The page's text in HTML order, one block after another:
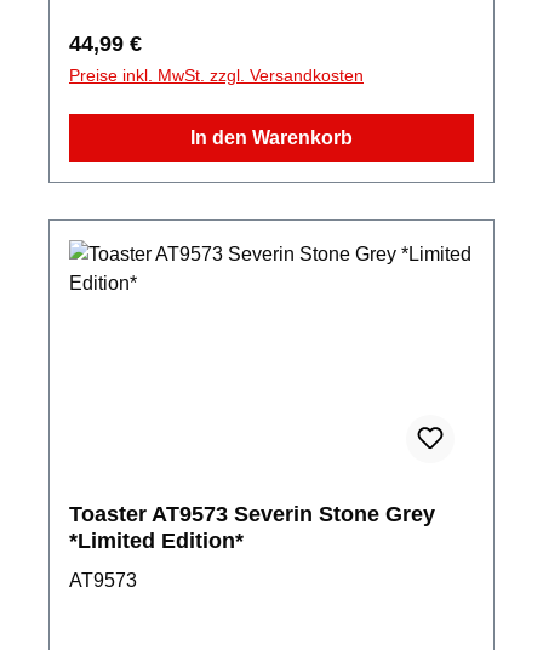
Regulärer Preis:
44,99 €
Preise inkl. MwSt. zzgl. Versandkosten
In den Warenkorb
Toaster AT9573 Severin Stone Grey
*Limited Edition*
AT9573